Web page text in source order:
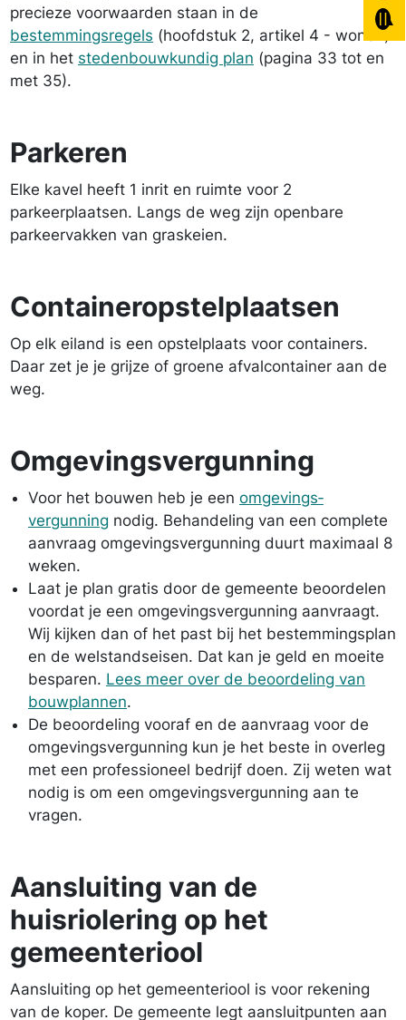
precieze voorwaarden staan in de
bestemmingsregels (hoofdstuk 2, artikel 4 - wonen)
en in het stedenbouwkundig plan (pagina 33 tot en
met 35).
Parkeren
Elke kavel heeft 1 inrit en ruimte voor 2
parkeerplaatsen. Langs de weg zijn openbare
parkeervakken van graskeien.
Containeropstelplaatsen
Op elk eiland is een opstelplaats voor containers.
Daar zet je je grijze of groene afvalcontainer aan de
weg.
Omgevings­vergunning
Voor het bouwen heb je een omgevings­
vergunning nodig. Behandeling van een complete
aanvraag omgevings­vergunning duurt maximaal 8
weken.
Laat je plan gratis door de gemeente beoordelen
voordat je een omgevings­vergunning aanvraagt.
Wij kijken dan of het past bij het bestemmingsplan
en de welstandseisen. Dat kan je geld en moeite
besparen. Lees meer over de beoordeling van
bouwplannen.
De beoordeling vooraf en de aanvraag voor de
omgevings­vergunning kun je het beste in overleg
met een professioneel bedrijf doen. Zij weten wat
nodig is om een omgevings­vergunning aan te
vragen.
Aansluiting van de
huisriolering op het
gemeenteriool
Aansluiting op het gemeenteriool is voor rekening
van de koper. De gemeente legt aansluitpunten aan